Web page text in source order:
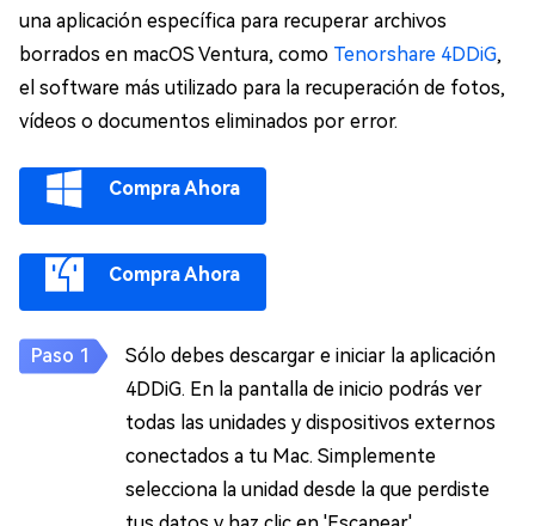
una aplicación específica para recuperar archivos
borrados en macOS Ventura, como Tenorshare 4DDiG,
el software más utilizado para la recuperación de fotos,
vídeos o documentos eliminados por error.
Compra Ahora
Compra Ahora
Sólo debes descargar e iniciar la aplicación
4DDiG. En la pantalla de inicio podrás ver
todas las unidades y dispositivos externos
conectados a tu Mac. Simplemente
selecciona la unidad desde la que perdiste